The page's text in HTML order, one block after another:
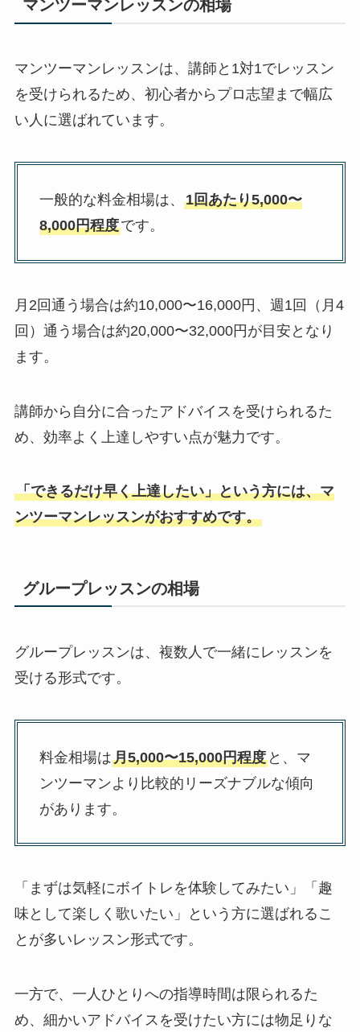
マンツーマンレッスンの相場
マンツーマンレッスンは、講師と1対1でレッスン
を受けられるため、初心者からプロ志望まで幅広
い人に選ばれています。
一般的な料金相場は、 1回あたり5,000〜
8,000円程度です。
月2回通う場合は約10,000〜16,000円、週1回（月4
回）通う場合は約20,000〜32,000円が目安となり
ます。
講師から自分に合ったアドバイスを受けられるた
め、効率よく上達しやすい点が魅力です。
「できるだけ早く上達したい」という方には、マ
ンツーマンレッスンがおすすめです。
グループレッスンの相場
グループレッスンは、複数人で一緒にレッスンを
受ける形式です。
料金相場は月5,000〜15,000円程度と、マ
ンツーマンより比較的リーズナブルな傾向
があります。
「まずは気軽にボイトレを体験してみたい」「趣
味として楽しく歌いたい」という方に選ばれるこ
とが多いレッスン形式です。
一方で、一人ひとりへの指導時間は限られるた
め、細かいアドバイスを受けたい方には物足りな